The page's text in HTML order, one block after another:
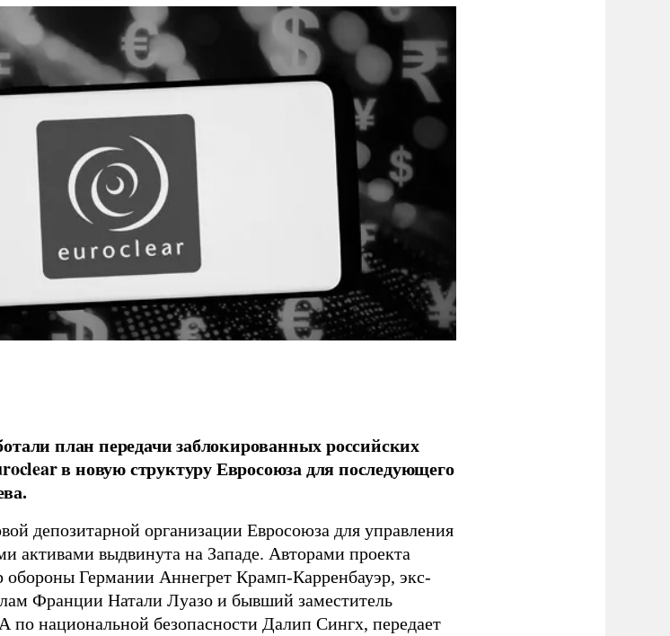
план передачи заблокированных российских
в новую структуру Евросоюза для последующего
депозитарной организации Евросоюза для управления
активами выдвинута на Западе. Авторами проекта
Германии Аннегрет Крамп-Карренбауэр, экс-
Франции Натали Луазо и бывший заместитель
национальной безопасности Далип Сингх, передает